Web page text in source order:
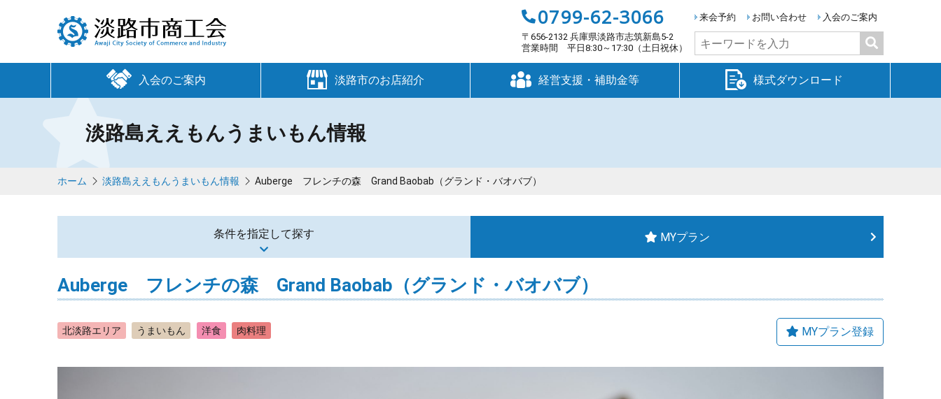
来会予約 お問い合わせ 入会のご案内
検
索:
0799-62-3066
〒656-2132 兵庫県淡路市志筑新島5-2
営業時間 平日8:30～17:30（土日祝休）
入会のご案内 淡路市のお店紹介 経営支援・補助金等 様式ダウンロード
淡路島ええもんうまいもん情報
ホーム 淡路島ええもんうまいもん情報 Auberge フレンチの森 Grand Baobab（グランド・バオバブ）
条件を指定して探す MYプラン
Auberge フレンチの森 Grand Baobab（グランド・バオバブ）
北淡路エリア うまいもん 洋食 肉料理